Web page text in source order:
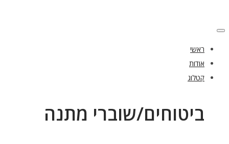
ראשי
אודות
קטלוג
ביטוחים/שוברי מתנה